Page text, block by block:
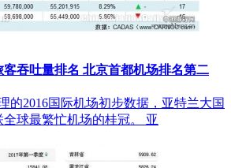
客吞吐量排名 北京首都机场排名第二
的2016国际机场初步数据，亚特兰大国
全球最繁忙机场的桂冠。 亚